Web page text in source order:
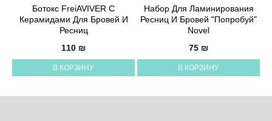
Ботокс FreiAVIVER С
Керамидами Для Бровей И
Ресниц
110 ₪
В КОРЗИНУ
Набор Для Ламинирования
Ресниц И Бровей "Попробуй"
Novel
75 ₪
В КОРЗИНУ